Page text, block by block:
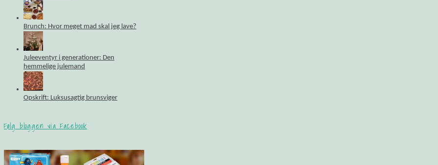
Brunch: Hvor meget mad skal jeg lave?
Juleeventyr i generationer: Den
hemmelige julemand
Opskrift: Luksusagtig brunsviger
Følg bloggen via Facebook